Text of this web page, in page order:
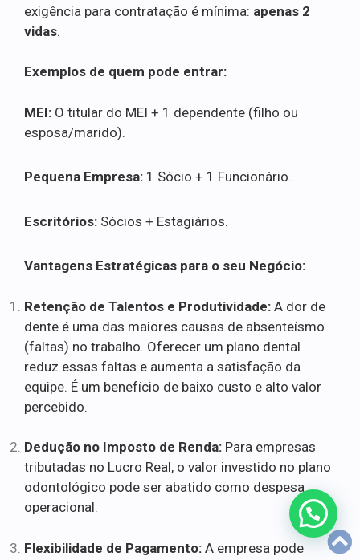
exigência para contratação é mínima: apenas 2
vidas.
Exemplos de quem pode entrar:
MEI: O titular do MEI + 1 dependente (filho ou
esposa/marido).
Pequena Empresa: 1 Sócio + 1 Funcionário.
Escritórios: Sócios + Estagiários.
Vantagens Estratégicas para o seu Negócio:
Retenção de Talentos e Produtividade: A dor de
dente é uma das maiores causas de absenteísmo
(faltas) no trabalho. Oferecer um plano dental
reduz essas faltas e aumenta a satisfação da
equipe. É um benefício de baixo custo e alto valor
percebido.
Dedução no Imposto de Renda: Para empresas
tributadas no Lucro Real, o valor investido no plano
odontológico pode ser abatido como despesa
operacional.
Flexibilidade de Pagamento: A empresa pode